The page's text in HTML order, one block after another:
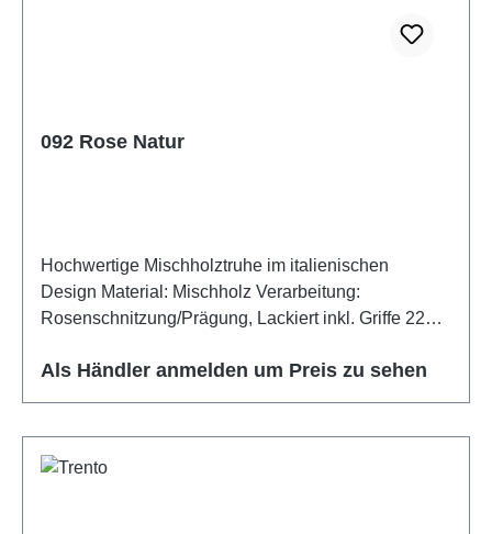
092 Rose Natur
Hochwertige Mischholztruhe im italienischen
Design Material: Mischholz Verarbeitung:
Rosenschnitzung/Prägung, Lackiert inkl. Griffe 226
Als Händler anmelden um Preis zu sehen